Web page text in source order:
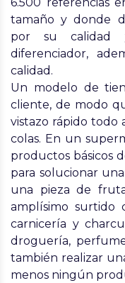
tamaño y donde
por su calidad
diferenciador,
calidad.
Un modelo de
cliente, de modo
vistazo rápido todo
colas. En un
productos básicos
para solucionar
una pieza de
amplísimo surtido
carnicería y
droguería,
también realizar
menos ningún